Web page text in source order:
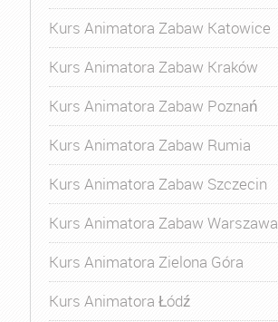
Kurs Animatora Zabaw Katowice
Kurs Animatora Zabaw Kraków
Kurs Animatora Zabaw Poznań
Kurs Animatora Zabaw Rumia
Kurs Animatora Zabaw Szczecin
Kurs Animatora Zabaw Warszawa
Kurs Animatora Zielona Góra
Kurs Animatora Łódź